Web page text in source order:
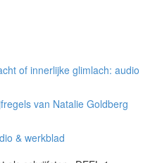
of innerlijke glimlach: audio
van Natalie Goldberg
& werkblad